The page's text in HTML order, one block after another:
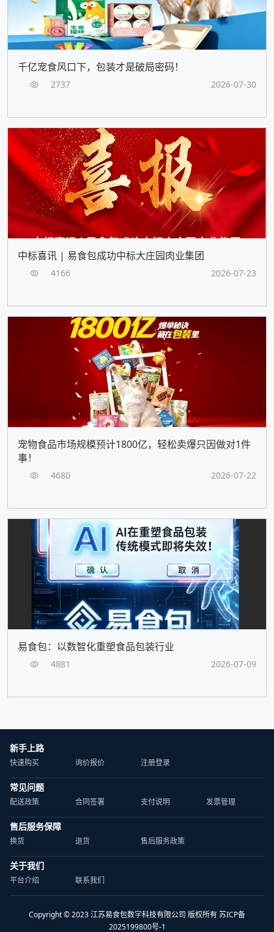
千亿宠食风口下，包装才是破局密码！
2737 2026-07-30
中标喜讯 | 易食包成功中标大庄园肉业集团
4166 2026-07-23
宠物食品市场规模预计1800亿，轻松卖爆只因做对1件
事！
4680 2026-07-22
易食包：以数智化重塑食品包装行业
4881 2026-07-09
新手上路
快速购买 询价报价 注册登录
常见问题
配送政策 合同签署 支付说明 发票管理
售后服务保障
换货 退货 售后服务政策
关于我们
平台介绍 联系我们
Copyright © 2023 江苏易食包数字科技有限公司 版权所有 苏ICP备
2025199800号-1